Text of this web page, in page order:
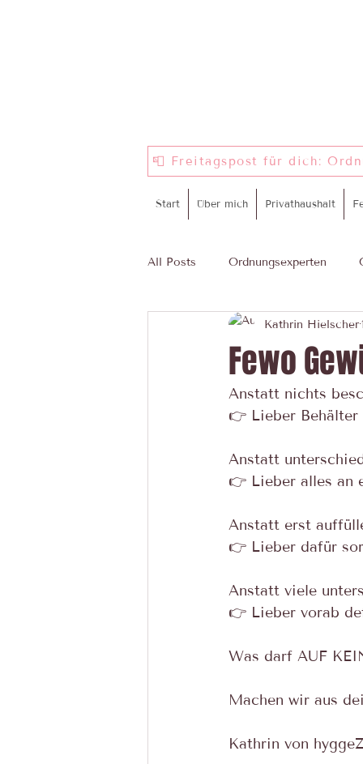
📮 Freitagspost für dich:
Start Über mich Privathaushalt
All Posts Ordnungsexperten
Komm in mein
Fewo
Kathrin Hielscher
Anstatt nichts
👉 Lieber
Anstatt
👉 Lieber alles an
Anstatt erst
👉 Lieber dafür
Anstatt viele
👉 Lieber vorab
Was darf AUF
Machen wir aus
Kathrin von